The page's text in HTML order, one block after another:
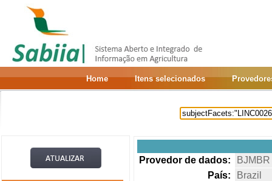
Home Itens selecionados
Provedor de dados:
BJMBR
País:
Brazil